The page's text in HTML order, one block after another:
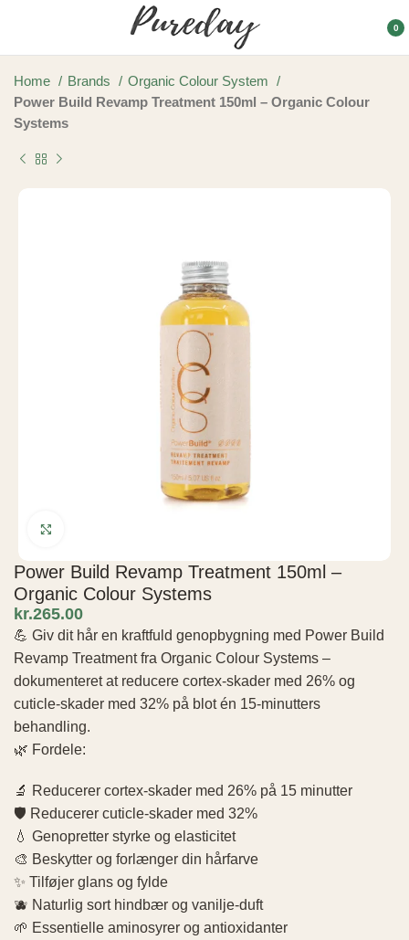
0
Home Brands
Organic Colour System
Power Build Revamp Treatment 150ml – Organic Colour
Systems
Power Build Revamp Treatment 150ml –
Organic Colour Systems
kr.
💪 Giv dit hår en kraftfuld genopbygning med Power Build
Revamp Treatment fra Organic Colour Systems –
dokumenteret at reducere cortex-skader med 26% og
cuticle-skader med 32% på blot én 15-minutters
behandling.
🌿 Fordele:
🔬 Reducerer cortex-skader med 26% på 15 minutter
🛡️ Reducerer cuticle-skader med 32%
💧 Genopretter styrke og elasticitet
🎨 Beskytter og forlænger din hårfarve
✨ Tilføjer glans og fylde
🫐 Naturlig sort hindbær og vanilje-duft
🌱 Essentielle aminosyrer og antioxidanter